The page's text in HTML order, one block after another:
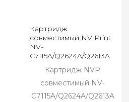
Картридж
совместимый NV Print
NV-
C7115A/Q2624A/Q2613A
(1000/1005/1200)
Картридж NVP
совместимый NV-
C7115A/Q2624A/Q2613A